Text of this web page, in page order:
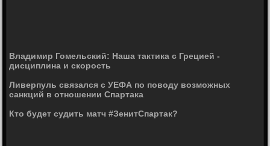
Владимир Гомельский: Наша тактика с Грецией -
дисциплина и скорость
Ливерпуль связался с УЕФА по поводу возможных
санкций в отношении Спартака
Кто будет судить матч #ЗенитСпартак?